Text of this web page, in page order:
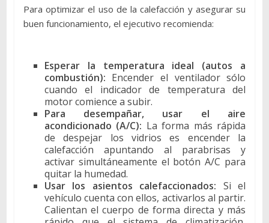
Para optimizar el uso de la calefacción y asegurar su
buen funcionamiento, el ejecutivo recomienda:
Esperar la temperatura ideal (autos a
combustión): Encender el ventilador sólo
cuando el indicador de temperatura del
motor comience a subir.
Para desempañar, usar el aire
acondicionado (A/C): La forma más rápida
de despejar los vidrios es encender la
calefacción apuntando al parabrisas y
activar simultáneamente el botón A/C para
quitar la humedad.
Usar los asientos calefaccionados: Si el
vehículo cuenta con ellos, activarlos al partir.
Calientan el cuerpo de forma directa y más